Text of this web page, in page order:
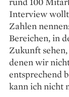
Interview
Zahlen
Bereichen, in
Zukunft
denen wir
entsprechend
kann ich nicht